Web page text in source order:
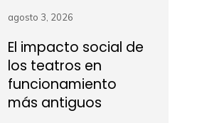
agosto 3, 2026
El impacto social de
los teatros en
funcionamiento
más antiguos